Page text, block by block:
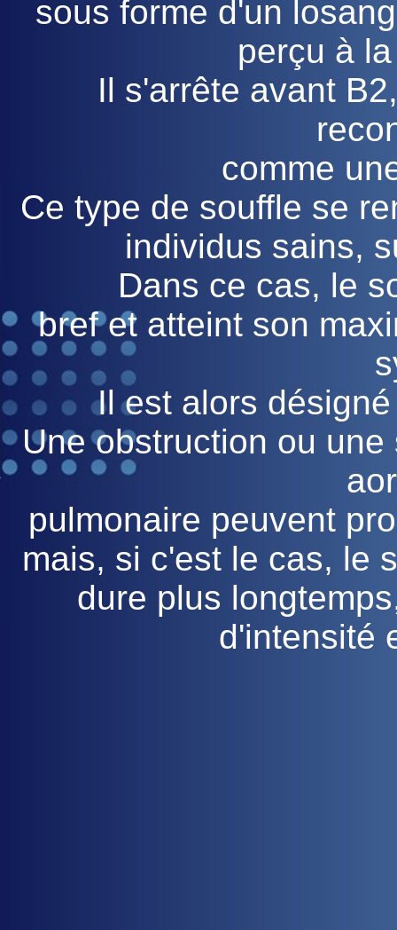
sous forme d'un
perçu à
Il s'arrête avant
comme
Ce type de souffle se
individus sains,
Dans ce cas, le
bref et atteint son
Il est alors
Une obstruction ou
pulmonaire peuvent
mais, si c'est le cas, le
dure plus
d'intensité